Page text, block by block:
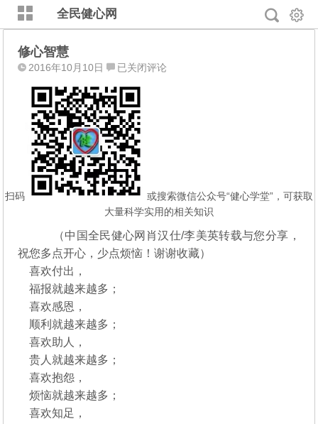
全民健心网
修心智慧
2016年10月10日
修
智
慧
已关闭评论
扫码
或搜索微信公众号“健心学堂”，可获取
大量科学实用的相关知识
（中国全民健心网肖汉仕/李美英转载与您分享，
祝您多点开心，少点烦恼！谢谢收藏）
喜欢付出，
福报就越来越多；
喜欢感恩，
顺利就越来越多；
喜欢助人，
贵人就越来越多；
喜欢抱怨，
烦恼就越来越多；
喜欢知足，